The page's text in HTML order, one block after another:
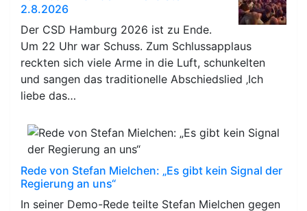
2.8.2026
Der CSD Hamburg 2026 ist zu Ende.
Um 22 Uhr war Schuss. Zum Schlussapplaus
reckten sich viele Arme in die Luft, schunkelten
und sangen das traditionelle Abschiedslied ‚Ich
liebe das…
Rede von Stefan Mielchen: „Es gibt kein Signal der
Regierung an uns“
In seiner Demo-Rede teilte Stefan Mielchen gegen